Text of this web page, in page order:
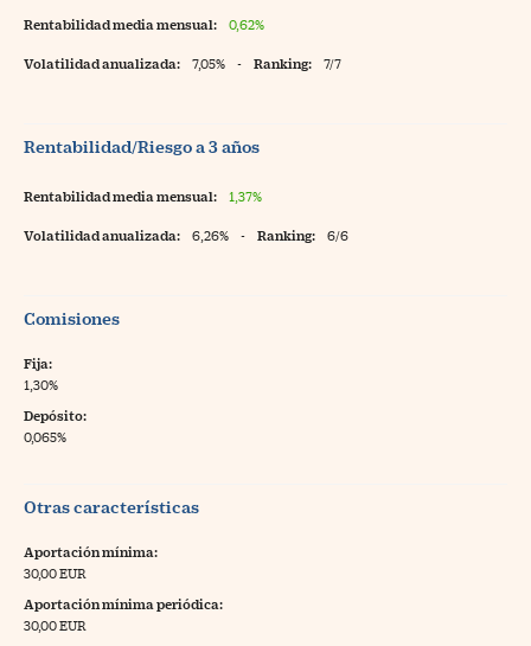
Rentabilidad media mensual: 0,62%
Volatilidad anualizada: 7,05% - Ranking: 7/7
Rentabilidad/Riesgo a 3 años
Rentabilidad media mensual: 1,37%
Volatilidad anualizada: 6,26% - Ranking: 6/6
Comisiones
Fija:
1,30%
Depósito:
0,065%
Otras características
Aportación mínima:
30,00 EUR
Aportación mínima periódica:
30,00 EUR